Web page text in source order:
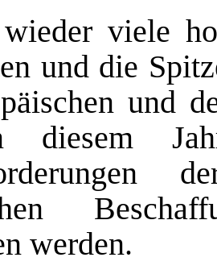
viele
und die
und
diesem
werden.